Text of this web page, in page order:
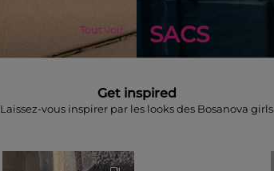
Tout voir SACS
Get inspired
Laissez-vous inspirer par les looks des Bosanova girls